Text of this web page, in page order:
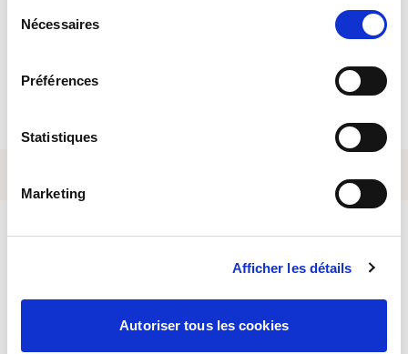
Nécessaires
Préférences
Statistiques
Marketing
Afficher les détails
Autoriser tous les cookies
PARA LER TAMBÉM
Todas as notícias